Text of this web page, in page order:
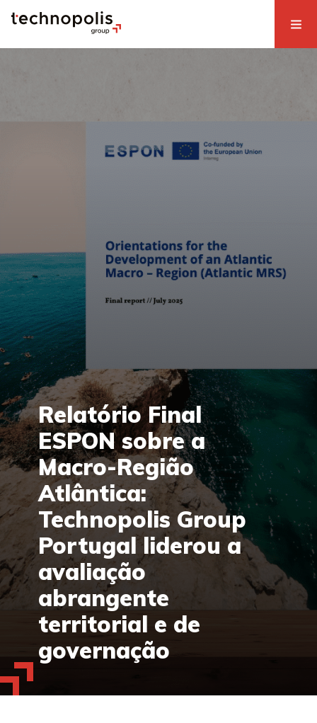
Relatório Final
ESPON sobre a
Macro-Região
Atlântica:
Technopolis Group
Portugal liderou a
avaliação
abrangente
territorial e de
governação